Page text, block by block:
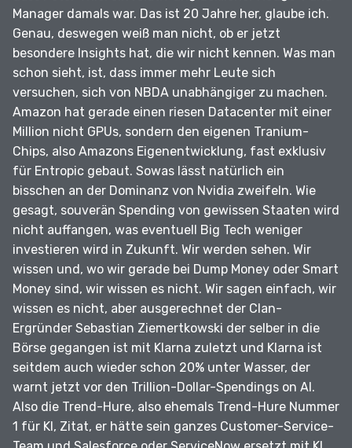
Manager damals war. Das ist 20 Jahre her, glaube ich.
Genau, deswegen weiß man nicht, ob er jetzt
besondere Insights hat, die wir nicht kennen. Was man
schon sieht, ist, dass immer mehr Leute sich
versuchen, sich von NBDA unabhängiger zu machen.
Amazon hat gerade einen riesen Datacenter mit einer
Million nicht GPUs, sondern den eigenen Tranium-
Chips, also Amazons Eigenentwicklung, fast exklusiv
für Entropic gebaut. Sowas lässt natürlich ein
bisschen an der Dominanz von Nvidia zweifeln. Wie
gesagt, souverän Spending von gewissen Staaten wird
nicht auffangen, was eventuell Big Tech weniger
investieren wird in Zukunft. Wir werden sehen. Wir
wissen und, wo wir gerade bei Dump Money oder Smart
Money sind, wir wissen es nicht. Wir sagen einfach, wir
wissen es nicht, aber ausgerechnet der Clan-
Ergründer Sebastian Ziemertkowski der selber in die
Börse gegangen ist mit Klarna zuletzt und Klarna ist
seitdem auch wieder schon 20% unter Wasser, der
warnt jetzt vor den Trillion-Dollar-Spendings on AI.
Also die Trend-Hure, also ehemals Trend-Hure Nummer
1 für KI, Zitat, er hätte sein ganzes Customer-Service-